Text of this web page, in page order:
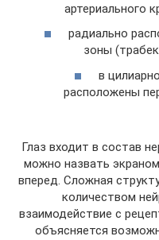
артериального
радиально
зоны
в
расположены
Глаз входит в состав
можно назвать
вперед. Сложная
количеством
взаимодействие с
объясняется